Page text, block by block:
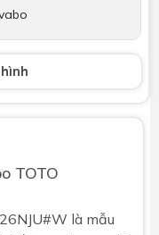
bảo hành
TOTO
là mẫu